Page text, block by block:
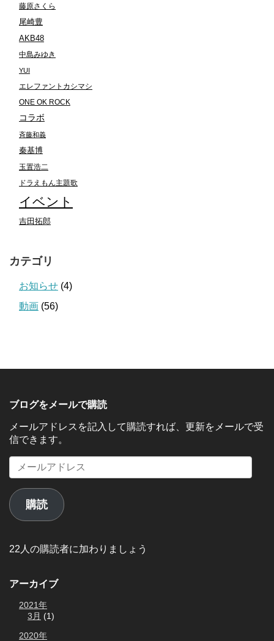
藤原さくら
尾崎豊
AKB48
中島みゆき
YUI
エレファントカシマシ
ONE OK ROCK
コラボ
斉藤和義
秦基博
玉置浩二
ドラえもん主題歌
イベント
吉田拓郎
カテゴリ
お知らせ (4)
動画 (56)
ブログをメールで購読
メールアドレスを記入して購読すれば、更新をメールで受
信できます。
メ
ー
ア
ド
購読
22人の購読者に加わりましょう
アーカイブ
2021年
3月 (1)
2020年